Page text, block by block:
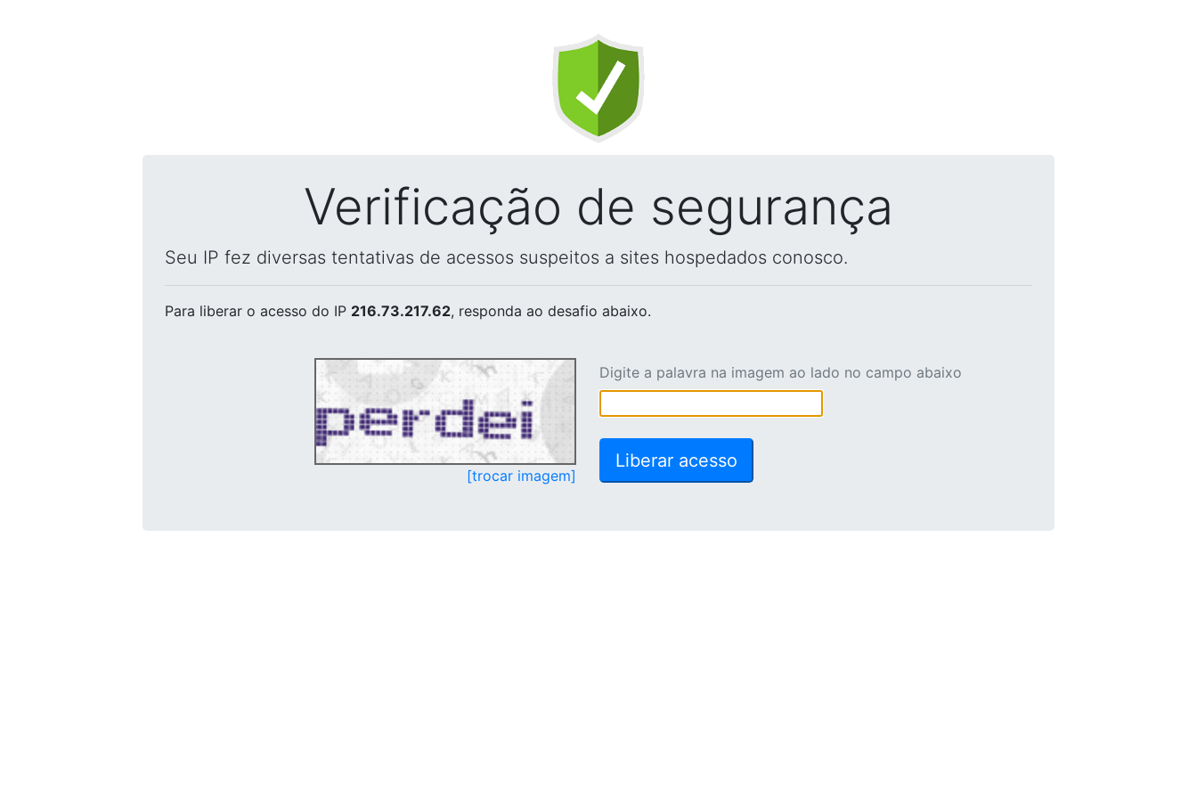
Verificação de segurança
Seu IP fez diversas tentativas de acessos suspeitos a sites hospedados conosco.
Para liberar o acesso do IP 216.73.217.62, responda ao desafio abaixo.
[trocar imagem]
Digite a palavra na imagem ao lado no campo abaixo